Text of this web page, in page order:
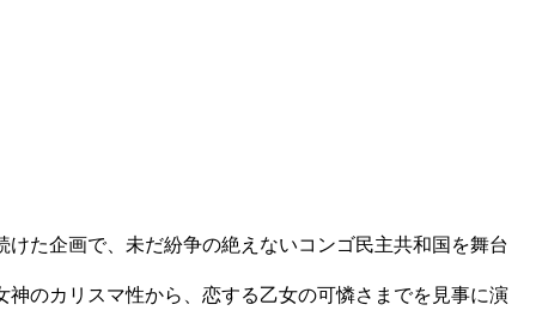
た企画で、未だ紛争の絶えないコンゴ民主共和国を舞台
のカリスマ性から、恋する乙女の可憐さまでを見事に演